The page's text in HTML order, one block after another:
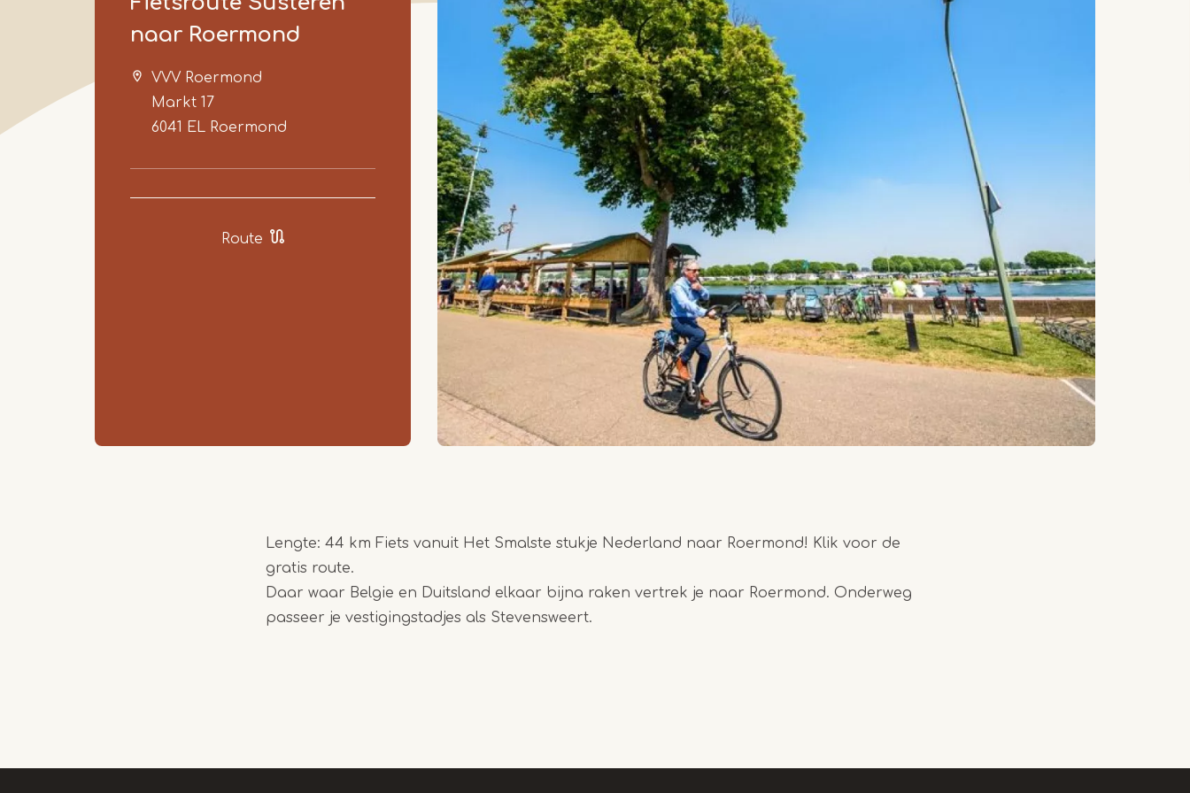
naar Roermond
VVV Roermond
Markt 17
6041 EL Roermond
Route
Lengte: 44 km Fiets vanuit Het Smalste stukje Nederland naar Roermond! Klik voor de
gratis route.
Daar waar Belgie en Duitsland elkaar bijna raken vertrek je naar Roermond. Onderweg
passeer je vestigingstadjes als Stevensweert.